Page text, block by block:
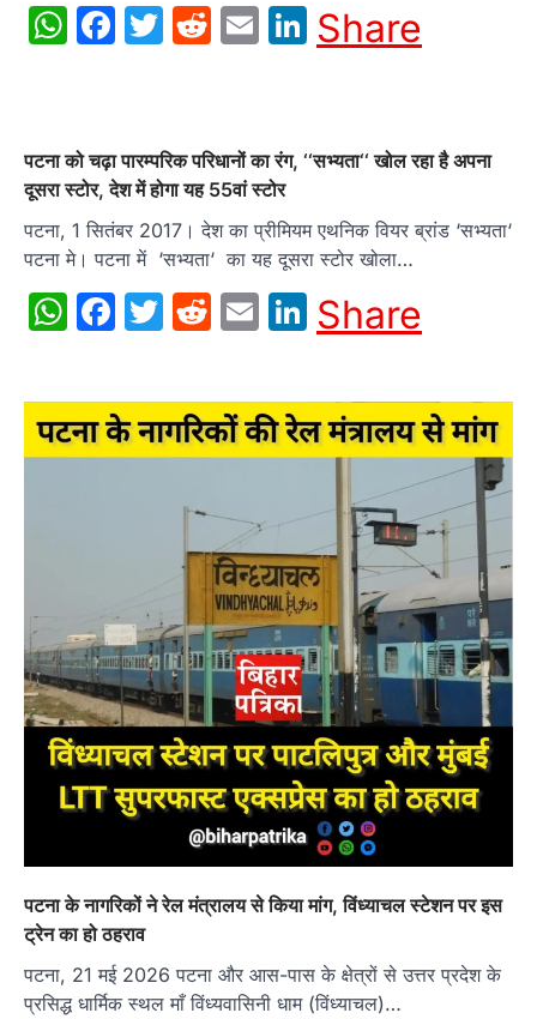
WhatsApp
Facebook
Twitter
Reddit
EmailLinkedIn
Share
पटना को चढ़ा पारम्परिक परिधानों का रंग, ‘‘सभ्यता‘‘ खोल रहा है अपना
दूसरा स्टोर, देश में होगा यह 55वां स्टोर
पटना, 1 सितंबर 2017। देश का प्रीमियम एथनिक वियर ब्रांड ‘सभ्यता‘
पटना मे। पटना में ‘सभ्यता‘ का यह दूसरा स्टोर खोला…
WhatsApp
Facebook
Twitter
Reddit
EmailLinkedIn
Share
पटना के नागरिकों ने रेल मंत्रालय से किया मांग, विंध्याचल स्टेशन पर इस
ट्रेन का हो ठहराव
पटना, 21 मई 2026 पटना और आस-पास के क्षेत्रों से उत्तर प्रदेश के
प्रसिद्ध धार्मिक स्थल माँ विंध्यवासिनी धाम (विंध्याचल)…